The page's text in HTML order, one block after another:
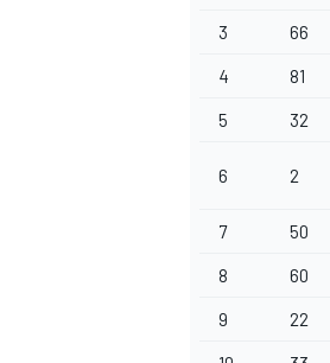
3 66
4 81
5 32
6 2
7 50
8 60
9 22